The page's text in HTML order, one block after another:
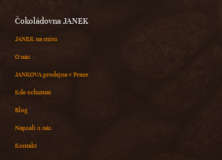
Čokoládovna JANEK
JANEK na míru
O nás
JANKOVA prodejna v Praze
Kde ochutnat
Blog
Napsali o nás
Kontakt